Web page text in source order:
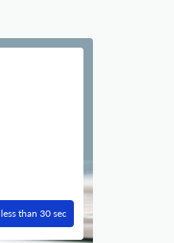
less than 30 sec